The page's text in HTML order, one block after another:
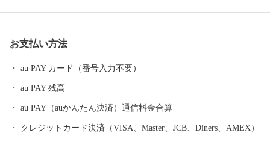
らうため、後世まで伝るために、街は観光地の整備や特産品の開
要：受領書およびワンストップ特例申請書について】 ・受領書お
よびワンストップ特例申請書は、寄附から約１カ月後に発送致し
ます。 ・ワンストップ特例申請書をお急ぎの方は、「玉名市から
お支払い方法
au PAY カード（番号入力不要）
au PAY 残高
au PAY（auかんたん決済）通信料金合算
クレジットカード決済（VISA、Master、JCB、Diners、AMEX）